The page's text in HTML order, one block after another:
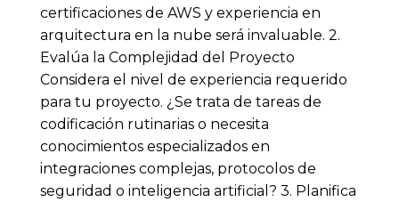
certificaciones de AWS y experiencia en
arquitectura en la nube será invaluable. 2.
Evalúa la Complejidad del Proyecto
Considera el nivel de experiencia requerido
para tu proyecto. ¿Se trata de tareas de
codificación rutinarias o necesita
conocimientos especializados en
integraciones complejas, protocolos de
seguridad o inteligencia artificial? 3. Planifica